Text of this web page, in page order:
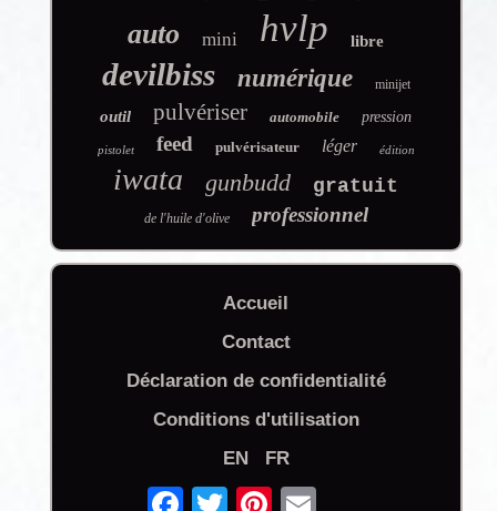
auto mini hvlp libre
devilbiss numérique minijet
outil pulvériser automobile pression
pistolet feed pulvérisateur léger édition
iwata gunbudd gratuit
de l'huile d'olive professionnel
Accueil
Contact
Déclaration de confidentialité
Conditions d'utilisation
EN
FR